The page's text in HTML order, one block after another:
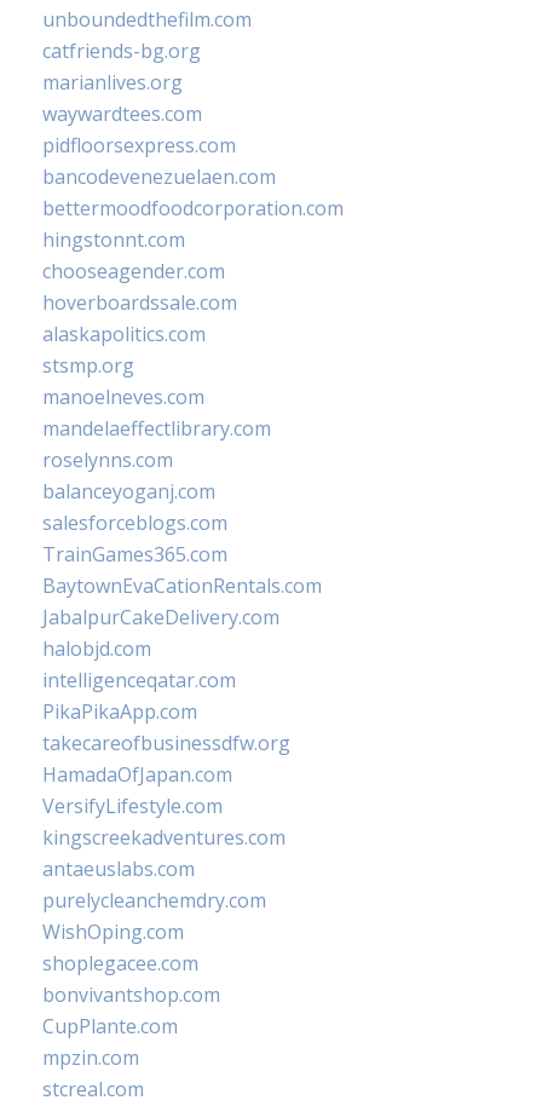
unboundedthefilm.com
catfriends-bg.org
marianlives.org
waywardtees.com
pidfloorsexpress.com
bancodevenezuelaen.com
bettermoodfoodcorporation.com
hingstonnt.com
chooseagender.com
hoverboardssale.com
alaskapolitics.com
stsmp.org
manoelneves.com
mandelaeffectlibrary.com
roselynns.com
balanceyoganj.com
salesforceblogs.com
TrainGames365.com
BaytownEvaCationRentals.com
JabalpurCakeDelivery.com
halobjd.com
intelligenceqatar.com
PikaPikaApp.com
takecareofbusinessdfw.org
HamadaOfJapan.com
VersifyLifestyle.com
kingscreekadventures.com
antaeuslabs.com
purelycleanchemdry.com
WishOping.com
shoplegacee.com
bonvivantshop.com
CupPlante.com
mpzin.com
stcreal.com